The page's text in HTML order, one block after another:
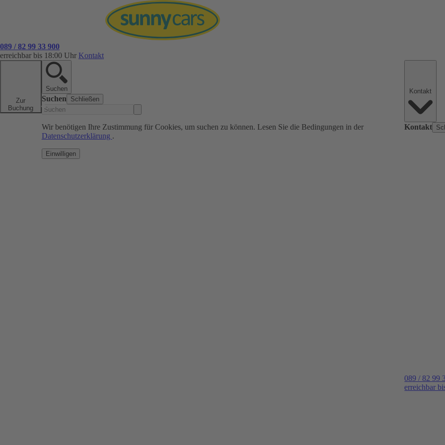
089 / 82 99 33 900
erreichbar bis 18:00 Uhr Kontakt
Zur
Buchung
Suchen
Suchen Schließen
Wir benötigen Ihre Zustimmung für Cookies, um suchen zu können. Lesen Sie die Bedingungen in der
Datenschutzerklärung .
Einwilligen
Kontakt
089 / 82 99
erreichbar